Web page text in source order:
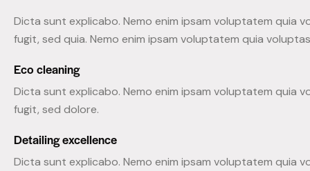
Dicta sunt explicabo. Nemo enim ipsam voluptatem quia
fugit, sed quia. Nemo enim ipsam voluptatem quia
Eco cleaning
Dicta sunt explicabo. Nemo enim ipsam voluptatem quia
fugit, sed dolore.
Detailing excellence
Dicta sunt explicabo. Nemo enim ipsam voluptatem quia